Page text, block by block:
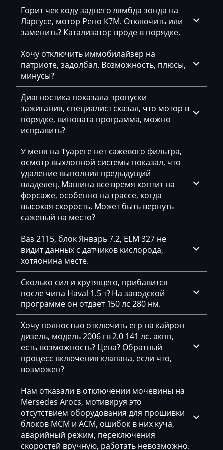
EcoLog
Eggersmann
Exeed
Extreme moto
Faresin
Farmtrac
FAW
Fendt
Fiat
Ford
Foton
Freightliner
Furukawa
GAC
Geely
Gehl
Genie
Genset
GMC
Great Wall
Grove
Groz
Hafei
Горит чек коду заднего лямбда зонда на
Ларгусе, мотор Рено К7М. Отключить или
заменить? Катализатор вроде в порядке.
Хочу отключить иммобилайзер на
патриоте, задолбал. Возможность, плюсы,
минусы?
Диагностика показала пропуски
зажигания, специалист сказал, что мотор в
порядке, виновата программа, можно
исправить?
У меня на Туареге нет сажевого фильтра,
осмотр выхлопной системы показал, что
удаление выполнил предыдущий
владелец. Машина все время коптит на
форсаже, особенно на трассе, когда
высокая скорость. Может быть вернуть
сажевый на место?
Ваз 2115, блок Январь 7.2, ELM 327 не
видит данных с датчиков кислорода,
хотяонина месте.
Сколько сил и крутящего, прибавится
после чипа Haval 1.5 т? На заводской
программе он отдает 150 лс 280 нм.
Хочу полностью отключить егр на кайрон
дизель, модель 2006 гв 2.0 141 лс. акпп,
есть возможность? Цена? Обратный
процесс включения клапана, если что,
возможен?
Нам отказали в отключении мочевины на
Mersedes Arocs, мотивируя это
отсутствием оборудования для прошивки
блоков MCM и ACM, ошибок в них куча,
аварийный режим, переключения
скоростей вручную, работать невозможно.